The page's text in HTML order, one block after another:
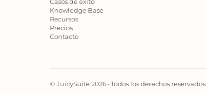
Knowledge Base
Recursos
Precios
Contacto
© JuicySuite 2026 · Todos los derechos reservados.